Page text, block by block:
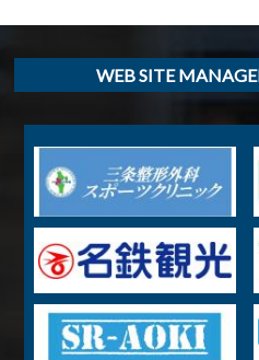
WEB SITE